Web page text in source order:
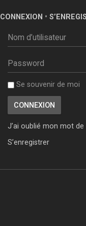
CONNEXION •
Se souvenir de moi
J’ai oublié mon mot de
S’enregistrer